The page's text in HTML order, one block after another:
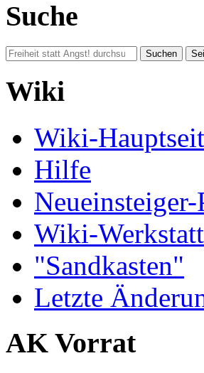
Suche
Wiki
Wiki-
Hilfe
Neueinsteiger-
Wiki-Werkstatt
"Sandkasten"
Letzte
AK Vorrat